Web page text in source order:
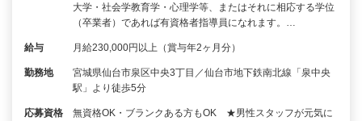
大学・社会学教育学・心理学等、またはそれに相応する学位
（卒業者）であれば有資格者指導員になれます。…
給与 月給230,000円以上（賞与年2ヶ月分）
勤務地
宮城県仙台市泉区中央3丁目／仙台市地下鉄南北線「泉中央
駅」より徒歩5分
応募資格
無資格OK・ブランクある方もOK ★男性スタッフが元気に